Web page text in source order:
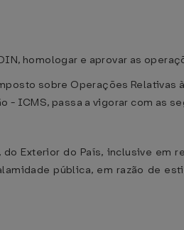
homologar e aprovar as
sobre Operações Relativas
ICMS, passa a vigorar com as
Exterior do País, inclusive em
pública, em razão de